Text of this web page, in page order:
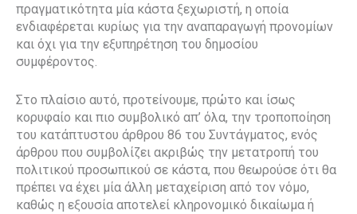
πραγματικότητα μία κάστα ξεχωριστή, η οποία
ενδιαφέρεται κυρίως για την αναπαραγωγή προνομίων
και όχι για την εξυπηρέτηση του δημοσίου
συμφέροντος.
Στο πλαίσιο αυτό, προτείνουμε, πρώτο και ίσως
κορυφαίο και πιο συμβολικό απ’ όλα, την τροποποίηση
του κατάπτυστου άρθρου 86 του Συντάγματος, ενός
άρθρου που συμβολίζει ακριβώς την μετατροπή του
πολιτικού προσωπικού σε κάστα, που θεωρούσε ότι θα
πρέπει να έχει μία άλλη μεταχείριση από τον νόμο,
καθώς η εξουσία αποτελεί κληρονομικό δικαίωμα ή